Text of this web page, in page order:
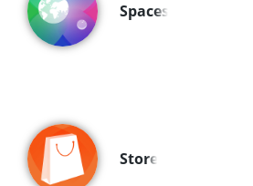
Spaces
Store